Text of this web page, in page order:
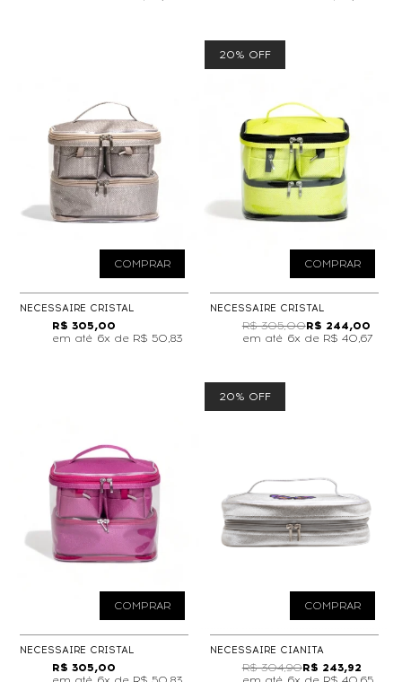
COMPRAR
NECESSAIRE CRISTAL
R$ 305,00
6x de R$ 50,83
20% OFF
COMPRAR
NECESSAIRE CRISTAL
R$ 305,00R$ 244,00
6x de R$ 40,67
COMPRAR
NECESSAIRE CRISTAL
R$ 305,00
20% OFF
COMPRAR
NECESSAIRE CIANITA
R$ 304,90R$ 243,92